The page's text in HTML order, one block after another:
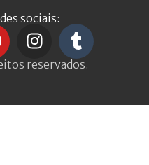
sociais:
reservados.